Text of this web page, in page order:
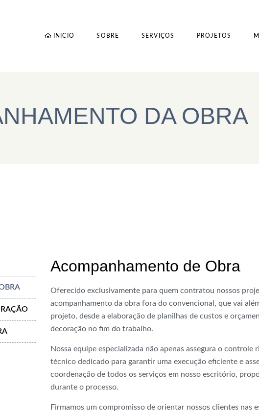
INICIO SOBRE SERVIÇOS PROJETOS
DA OBRA
Acompanhamento de Obra
Oferecido exclusivamente para quem contratou nossos
acompanhamento da obra fora do convencional, que vai
projeto, desde a elaboração de planilhas de custos e
decoração no fim do trabalho.
Nossa equipe especializada não apenas assegura o
técnico dedicado para garantir uma execução eficiente e
coordenação de todos os serviços em nosso escritório,
durante o processo.
Firmamos um compromisso de orientar nossos clientes nas